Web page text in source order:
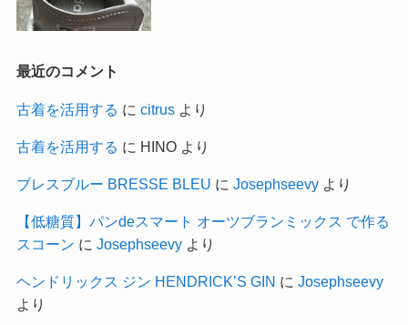
最近のコメント
古着を活用する に citrusより
古着を活用する に HINOより
ブレスブルー BRESSE BLEU に Josephseevyより
【低糖質】パンdeスマート オーツブランミックス で作る
スコーン に Josephseevyより
ヘンドリックス ジン HENDRICK’S GIN に Josephseevy
より